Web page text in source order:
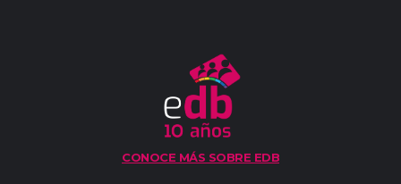
CONOCE MÁS SOBRE EDB